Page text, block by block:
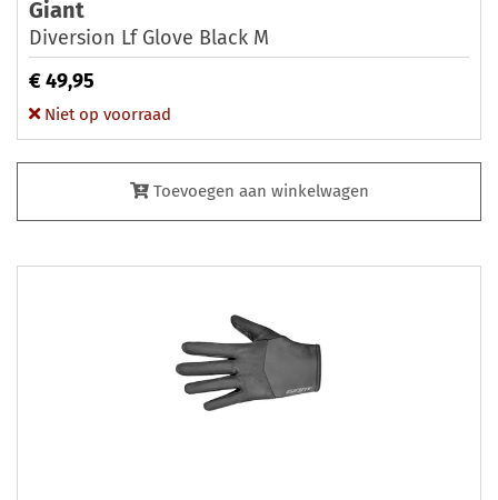
Giant
Diversion Lf Glove Black M
€ 49,95
Niet op voorraad
Toevoegen aan winkelwagen